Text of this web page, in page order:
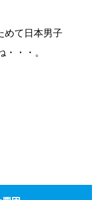
めて日本男子
・・。